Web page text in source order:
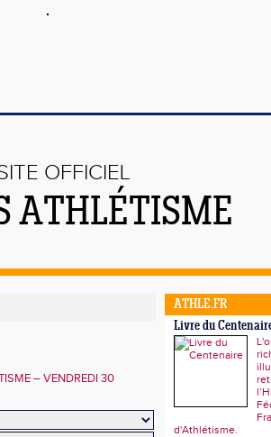
OFFICIEL
ATHLÉTISME
– VENDREDI 30
ATHLE.FR
Livre du
d'Athlétisme.